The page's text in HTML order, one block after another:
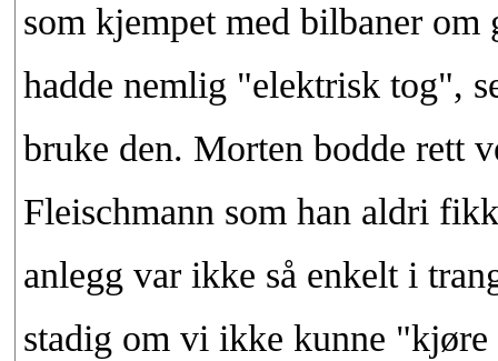
som kjempet med bilbaner om
hadde nemlig "elektrisk tog",
bruke den. Morten bodde rett
Fleischmann som han aldri
anlegg var ikke så enkelt i
stadig om vi ikke kunne "kjøre